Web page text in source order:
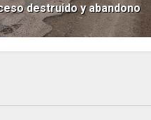
destruido y abandono